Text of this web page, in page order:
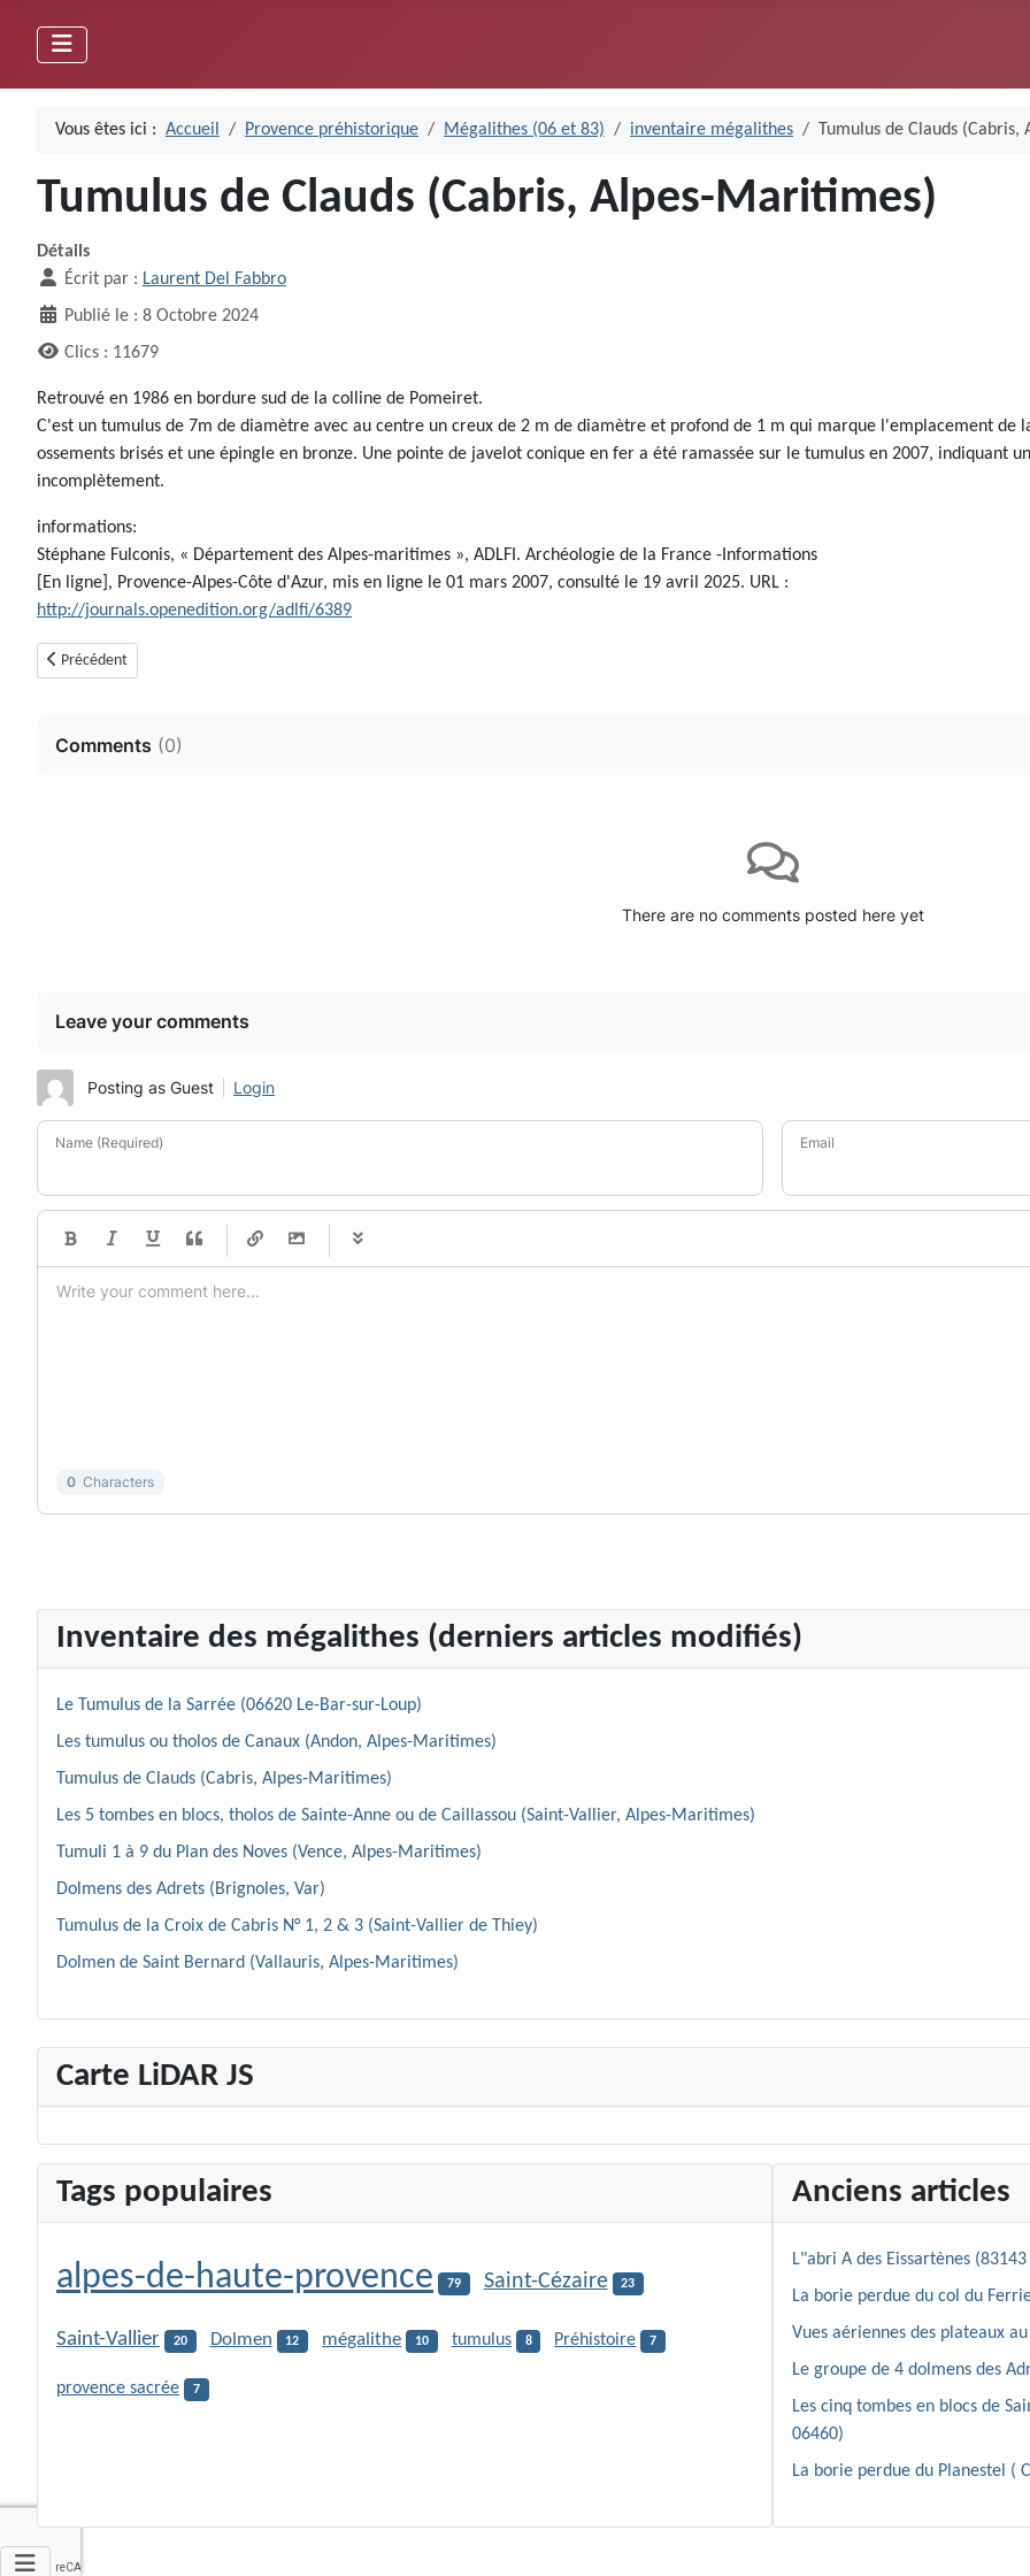
Vous êtes ici : Accueil Provence préhistorique Mégalithes (06 et 83) inventaire mégalithes Tumulus de Clauds
Tumulus de Clauds (Cabris, Alpes-Maritimes)
Détails
Écrit par : Laurent Del Fabbro
Publié le : 8 Octobre 2024
Clics : 11679
Retrouvé en 1986 en bordure sud de la colline de Pomeiret.
C'est un tumulus de 7m de diamètre avec au centre un creux de 2 m de diamètre et profond de 1 m qui marque l'emplacement de
ossements brisés et une épingle en bronze. Une pointe de javelot conique en fer a été ramassée sur le tumulus en 2007, indiquant
incomplètement.
informations:
Stéphane Fulconis, « Département des Alpes-maritimes », ADLFI. Archéologie de la France -Informations
[En ligne], Provence-Alpes-Côte d'Azur, mis en ligne le 01 mars 2007, consulté le 19 avril 2025. URL :
http://journals.openedition.org/adlfi/6389
Article précédent : Tumulus de Pomereit (Cabris, Alpes-Maritimes)
Précédent
Comments (0)
There are no comments posted here yet
Leave your comments
Posting as Guest Login
Name (Required) Email
-
-
-
-
0 Characters
Inventaire des mégalithes (derniers articles modifiés)
Le Tumulus de la Sarrée (06620 Le-Bar-sur-Loup)
Les tumulus ou tholos de Canaux (Andon, Alpes-Maritimes)
Tumulus de Clauds (Cabris, Alpes-Maritimes)
Les 5 tombes en blocs, tholos de Sainte-Anne ou de Caillassou (Saint-Vallier, Alpes-Maritimes)
Tumuli 1 à 9 du Plan des Noves (Vence, Alpes-Maritimes)
Dolmens des Adrets (Brignoles, Var)
Tumulus de la Croix de Cabris N° 1, 2 & 3 (Saint-Vallier de Thiey)
Dolmen de Saint Bernard (Vallauris, Alpes-Maritimes)
Carte LiDAR JS
Tags populaires
alpes-de-haute-provence 79 Saint-Cézaire 23
Saint-Vallier 20 Dolmen 12 mégalithe 10 tumulus 8 Préhistoire 7
provence sacrée 7
Anciens articles
L"abri A des Eissartènes (83143
La borie perdue du col du
Vues aériennes des plateaux
Le groupe de 4 dolmens des
Les cinq tombes en blocs de
06460)
La borie perdue du Planestel (